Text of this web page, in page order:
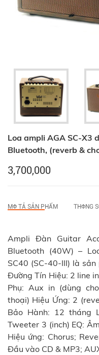
Loa ampli AGA SC-X3
Bluetooth, (reverb &
3,700,000
MФ TẢ SẢN PHẨM THФNG
Ampli Đàn Guitar
Bluetooth (40W) –
SC40 (SC-40-III) là
Đường Tín Hiệu: 2 line
Phụ: Aux in (dùng
thoại) Hiệu Ứng: 2
Bảo Hành: 12 tháng
Tweeter 3 (inch) EQ:
Hiệu ứng: Chorus;
Đầu vào CD & MP3;